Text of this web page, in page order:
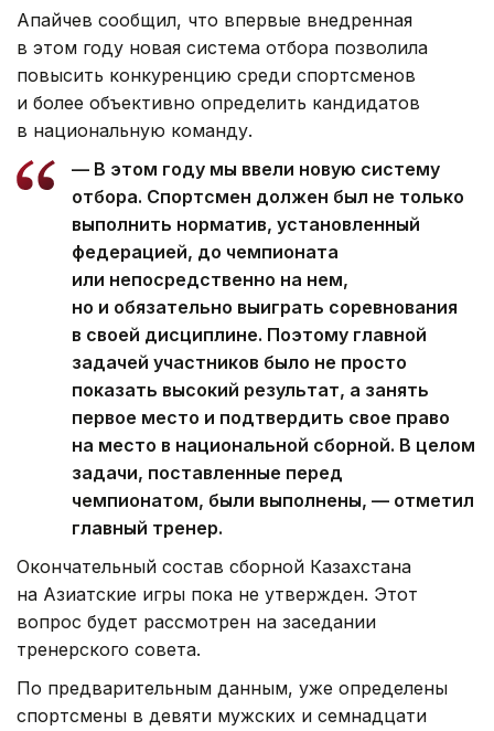
Апайчев сообщил, что впервые внедренная
в этом году новая система отбора позволила
повысить конкуренцию среди спортсменов
и более объективно определить кандидатов
в национальную команду.
— В этом году мы ввели новую систему
отбора. Спортсмен должен был не только
выполнить норматив, установленный
федерацией, до чемпионата
или непосредственно на нем,
но и обязательно выиграть соревнования
в своей дисциплине. Поэтому главной
задачей участников было не просто
показать высокий результат, а занять
первое место и подтвердить свое право
на место в национальной сборной. В целом
задачи, поставленные перед
чемпионатом, были выполнены, — отметил
главный тренер.
Окончательный состав сборной Казахстана
на Азиатские игры пока не утвержден. Этот
вопрос будет рассмотрен на заседании
тренерского совета.
По предварительным данным, уже определены
спортсмены в девяти мужских и семнадцати